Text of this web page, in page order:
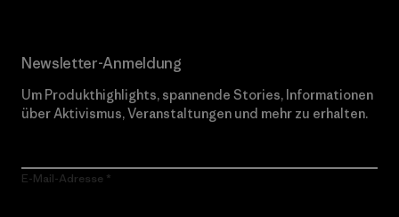
Newsletter-Anmeldung
Um Produkthighlights, spannende Stories, Informationen
über Aktivismus, Veranstaltungen und mehr zu erhalten.
E-Mail-Adresse